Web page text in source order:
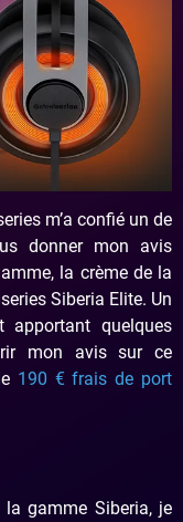
m’a confié un de
donner mon avis
la crème de la
Siberia Elite. Un
apportant quelques
mon avis sur ce
190 € frais de port
gamme Siberia, je